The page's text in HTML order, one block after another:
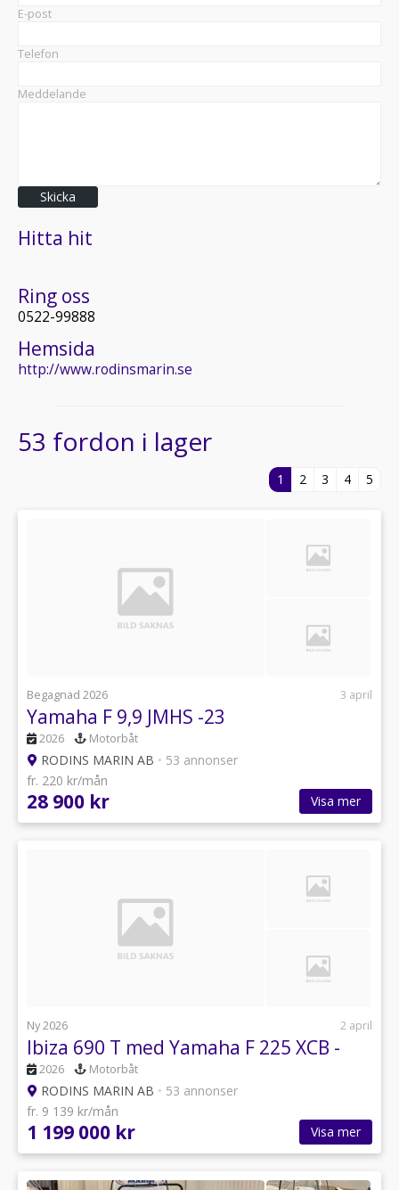
E-post
Telefon
Meddelande
Skicka
Hitta hit
Ring oss
0522-99888
Hemsida
http://www.rodinsmarin.se
53 fordon i lager
1 2 3 4 5
Begagnad 2026 3 april
Yamaha F 9,9 JMHS -23
2026 Motorbåt
RODINS MARIN AB • 53 annonser
fr. 220 kr/mån
28 900 kr Visa mer
Ny 2026 2 april
Ibiza 690 T med Yamaha F 225 XCB -
2026 Motorbåt
RODINS MARIN AB • 53 annonser
fr. 9 139 kr/mån
1 199 000 kr Visa mer